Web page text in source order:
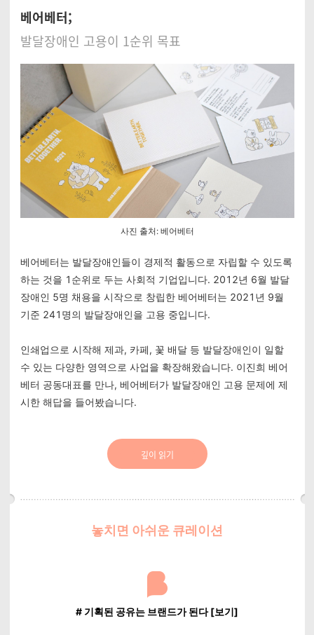
베어베터;
발달장애인 고용이 1순위 목표
사진 출처: 베어베터
베어베터는 발달장애인들이 경제적 활동으로 자립할 수 있도록
하는 것을 1순위로 두는 사회적 기업입니다. 2012년 6월 발달
장애인 5명 채용을 시작으로 창립한 베어베터는 2021년 9월
기준 241명의 발달장애인을 고용 중입니다.
인쇄업으로 시작해 제과, 카페, 꽃 배달 등 발달장애인이 일할
수 있는 다양한 영역으로 사업을 확장해왔습니다. 이진희 베어
베터 공동대표를 만나, 베어베터가 발달장애인 고용 문제에 제
시한 해답을 들어봤습니다.
깊이 읽기
놓치면 아쉬운 큐레이션
# 기획된 공유는 브랜드가 된다 [보기]